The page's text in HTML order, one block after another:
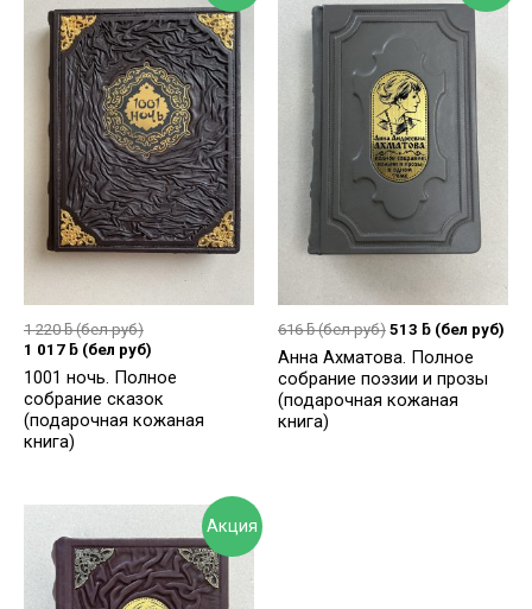
1 220ƃ(бел руб)
1 017 ƃ (бел руб)
1001 ночь. Полное
собрание сказок
(подарочная кожаная
книга)
616ƃ(бел руб) 513 ƃ (бел руб)
Анна Ахматова. Полное
собрание поэзии и прозы
(подарочная кожаная
книга)
Акция